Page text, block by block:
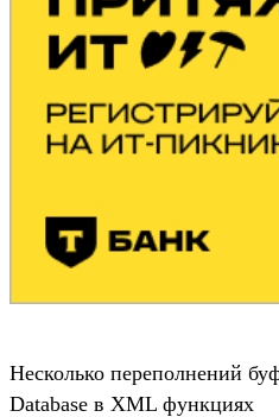
Несколько переполнений
Database в XML функциях